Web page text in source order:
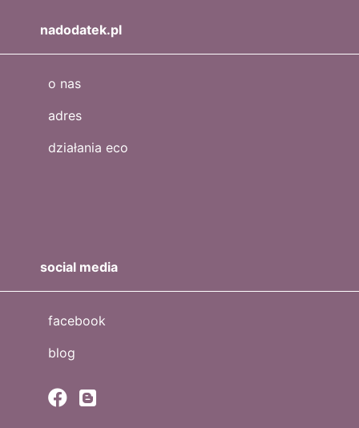
nadodatek.pl
o nas
adres
działania eco
social media
facebook
blog